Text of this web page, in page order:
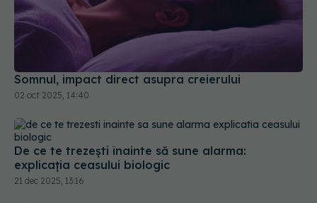
Somnul, impact direct asupra creierului
02 oct 2025, 14:40
De ce te trezești înainte să sune alarma:
explicația ceasului biologic
21 dec 2025, 13:16